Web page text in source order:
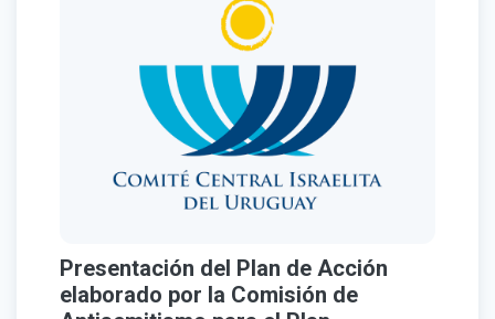
Presentación del Plan de Acción
elaborado por la Comisión de